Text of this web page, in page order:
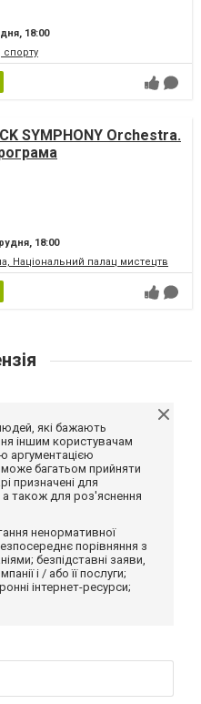
18:00
спорту
SYMPHONY Orchestra.
18:00
Національний палац мистецтв
які бажають
іншим користувачам
аргументацією
багатьом прийняти
призначені для
а також для роз'яснення
ненормативної
порівняння з
безпідставні заяви,
і / або її послуги;
інтернет-ресурси;